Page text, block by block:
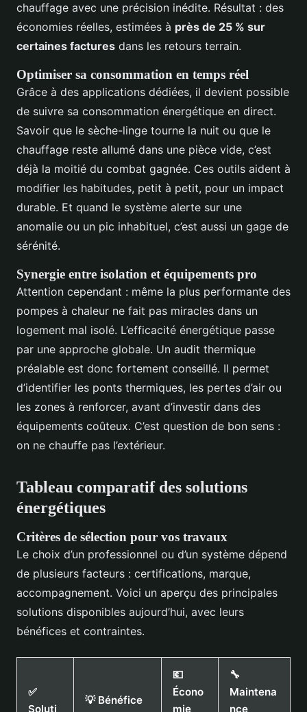
chauffage avec une précision inédite. Résultat : des
économies réelles, estimées à près de 25 % sur
certaines factures dans les retours terrain.
Optimiser sa consommation en temps réel
Grâce à des applications dédiées, il devient possible
de suivre sa consommation énergétique en direct.
Savoir que le sèche-linge tourne la nuit ou que le
chauffage reste allumé dans une pièce vide, c’est
déjà la moitié du combat gagnée. Ces outils aident à
modifier les habitudes, petit à petit, pour un impact
durable. Et quand le système alerte sur une
anomalie ou un pic inhabituel, c’est aussi un gage de
sérénité.
Synergie entre isolation et équipements pro
Attention cependant : même la plus performante des
pompes à chaleur ne fait pas miracles dans un
logement mal isolé. L’efficacité énergétique passe
par une approche globale. Un audit thermique
préalable est donc fortement conseillé. Il permet
d’identifier les ponts thermiques, les pertes d’air ou
les zones à renforcer, avant d’investir dans des
équipements coûteux. C’est question de bon sens :
on ne chauffe pas l’extérieur.
Tableau comparatif des solutions
énergétiques
Critères de sélection pour vos travaux
Le choix d’un professionnel ou d’un système dépend
de plusieurs facteurs : certifications, marque,
accompagnement. Voici un aperçu des principales
solutions disponibles aujourd’hui, avec leurs
bénéfices et contraintes.
✅
Soluti
💡 Bénéfice
💶
Écono
mie
🔧
Maintena
nce